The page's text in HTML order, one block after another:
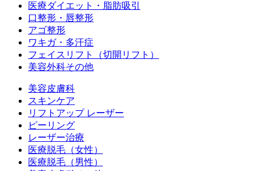
医療ダイエット・脂肪吸引
口整形・唇整形
アゴ整形
ワキガ・多汗症
フェイスリフト（切開リフト）
美容外科その他
美容皮膚科
スキンケア
リフトアップ レーザー
ピーリング
レーザー治療
医療脱毛（女性）
医療脱毛（男性）